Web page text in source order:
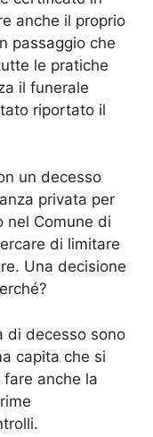
anche il proprio
passaggio che
le pratiche
il funerale
riportato il
un decesso
privata per
nel Comune di
di limitare
Una decisione
di decesso sono
capita che si
anche la